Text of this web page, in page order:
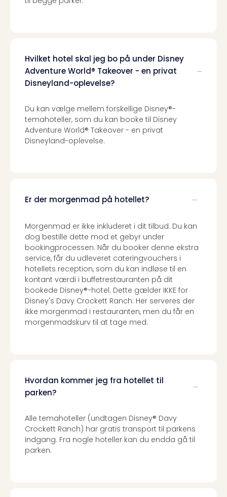
Hvilket hotel skal jeg bo på under Disney
Adventure World® Takeover - en privat
Disneyland-oplevelse?
Du kan vælge mellem forskellige Disney®-
temahoteller, som du kan booke til Disney
Adventure World® Takeover - en privat
Disneyland-oplevelse.
Er der morgenmad på hotellet?
Morgenmad er ikke inkluderet i dit tilbud. Du kan
dog bestille dette mod et gebyr under
bookingprocessen. Når du booker denne ekstra
service, får du udleveret cateringvouchers i
hotellets reception, som du kan indløse til en
kontant værdi i buffetrestauranten på dit
bookede Disney®-hotel. Dette gælder IKKE for
Disney's Davy Crockett Ranch: Her serveres der
ikke morgenmad i restauranten, men du får en
morgenmadskurv til at tage med.
Hvordan kommer jeg fra hotellet til
parken?
Alle temahoteller (undtagen Disney® Davy
Crockett Ranch) har gratis transport til parkens
indgang. Fra nogle hoteller kan du endda gå til
parken.